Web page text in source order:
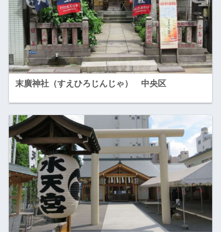
末廣神社（すえひろじんじゃ） 中央区